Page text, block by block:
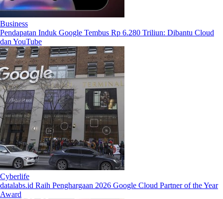
Business
Pendapatan Induk Google Tembus Rp 6.280 Triliun: Dibantu Cloud
dan YouTube
Cyberlife
datalabs.id Raih Penghargaan 2026 Google Cloud Partner of the Year
Award